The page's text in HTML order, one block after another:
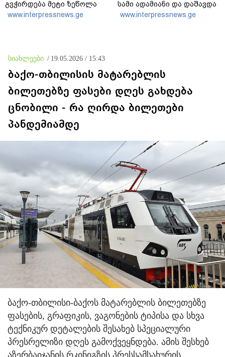
გვჭირდება მეტი ზეწოლა
www.interpressnews.ge
სამი ადამიანი და დაშავდა
25
www.interpressnews.ge
სიახლეები / 19.05.2026 / 15:43
ბაქო-თბილისის მატარებლის
ბილეთებზე ფასები დღეს გახდება
ცნობილი - რა ღირდა ბილეთები
პანდემიამდე
ბაქო-თბილისი-ბაქოს მატარებლის ბილეთებზე
ფასების, გრაფიკის, ვაგონების ტიპისა და სხვა
ტექნიკურ დეტალების შესახებ სპეციალური
პრესრელიზი დღეს გამოქვეყნდება. ამის შესხებ